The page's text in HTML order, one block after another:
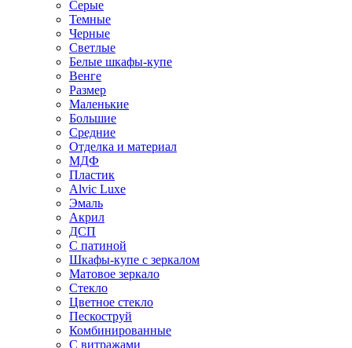
Серые
Темные
Черные
Светлые
Белые шкафы-купе
Венге
Размер
Маленькие
Большие
Средние
Отделка и материал
МДФ
Пластик
Alvic Luxe
Эмаль
Акрил
ДСП
С патиной
Шкафы-купе с зеркалом
Матовое зеркало
Стекло
Цветное стекло
Пескоструй
Комбинированные
С витражами